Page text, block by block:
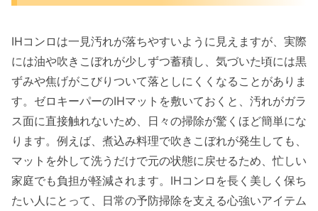
デメリット
メリット：熱伝導を妨げない極薄設計
メリット：汚れが一拭きで落ちるメンテナ
ンス性
メリット：鍋のズレを防ぐ滑り止め効果
デメリット：高温調理（揚げ物モード）で
は注意が必要
デメリット：指紋・水垢が残りやすい場合
の対策
IHコンロは一見汚れが落ちやすいように見えますが、実際
には油や吹きこぼれが少しずつ蓄積し、気づいた頃には黒
ずみや焦げがこびりついて落としにくくなることがありま
す。ゼロキーパーのIHマットを敷いておくと、汚れがガラ
ス面に直接触れないため、日々の掃除が驚くほど簡単にな
ります。例えば、煮込み料理で吹きこぼれが発生しても、
マットを外して洗うだけで元の状態に戻せるため、忙しい
家庭でも負担が軽減されます。IHコンロを長く美しく保ち
たい人にとって、日常の予防掃除を支える心強いアイテム